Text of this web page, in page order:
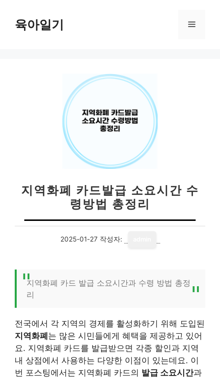
육아일기 메
지역화폐 카드발급 소요시간 수
령방법 총정리
2025-01-27 작성자:
지역화폐 카드 발급 소요시간과 수령 방법 총정
리
전국에서 각 지역의 경제를 활성화하기 위해 도입된
지역화폐 는 많은 시민들에게 혜택을 제공하고 있어
요. 지역화폐 카드를 발급받으면 각종 할인과 지역
내 상점에서 사용하는 다양한 이점이 있는데요. 이
번 포스팅에서는 지역화폐 카드의 발급 소요시간과